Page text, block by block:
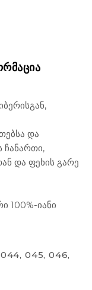
და
ჩანართი,
და ფეხის გარე
100%-იანი
045, 046,